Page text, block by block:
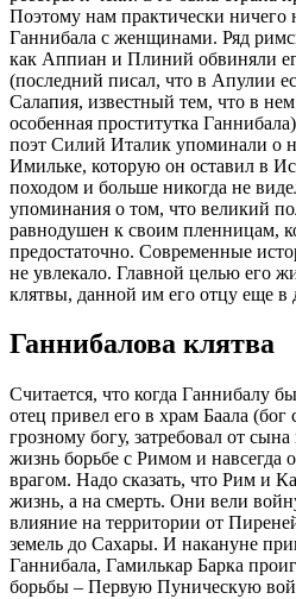
Поэтому нам практически ничего
Ганнибала с женщинами. Ряд
как Аппиан и Плиний обвиняли
(последний писал, что в Апулии
Салапия, известный тем, что в
особенная проститутка
поэт Силий Италик упоминали о
Имильке, которую он оставил в
походом и больше никогда не
упоминания о том, что великий
равнодушен к своим пленницам,
предостаточно. Современные
не увлекало. Главной целью его
клятвы, данной им его отцу еще в
Ганнибалова клятва
Считается, что когда Ганнибалу
отец привел его в храм Баала
грозному богу, затребовал от
жизнь борьбе с Римом и навсегда
врагом. Надо сказать, что Рим и
жизнь, а на смерть. Они вели
влияние на территории от
земель до Сахары. И накануне
Ганнибала, Гамилькар Барка
борьбы – Первую Пуническую